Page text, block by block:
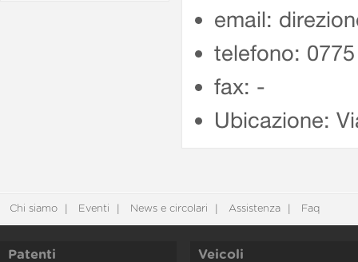
email:
telefono:
fax: -
Ubicazione:
Chi siamo Eventi News e circolari Assistenza Faq
Patenti Veicoli